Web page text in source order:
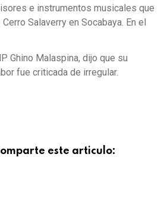
e instrumentos musicales que
Salaverry en Socabaya. En el
Ghino Malaspina, dijo que su
fue criticada de irregular.
este articulo: